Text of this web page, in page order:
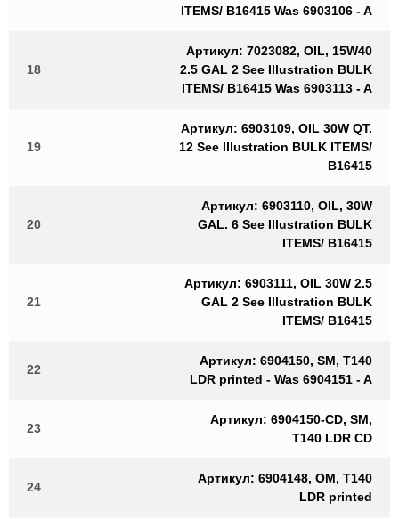
ITEMS/ B16415 Was 6903106 - A
18
Артикул: 7023082, OIL, 15W40
2.5 GAL 2 See Illustration BULK
ITEMS/ B16415 Was 6903113 - A
19
Артикул: 6903109, OIL 30W QT.
12 See Illustration BULK ITEMS/
B16415
20
Артикул: 6903110, OIL, 30W
GAL. 6 See Illustration BULK
ITEMS/ B16415
21
Артикул: 6903111, OIL 30W 2.5
GAL 2 See Illustration BULK
ITEMS/ B16415
22
Артикул: 6904150, SM, T140
LDR printed - Was 6904151 - A
23
Артикул: 6904150-CD, SM,
T140 LDR CD
24
Артикул: 6904148, OM, T140
LDR printed